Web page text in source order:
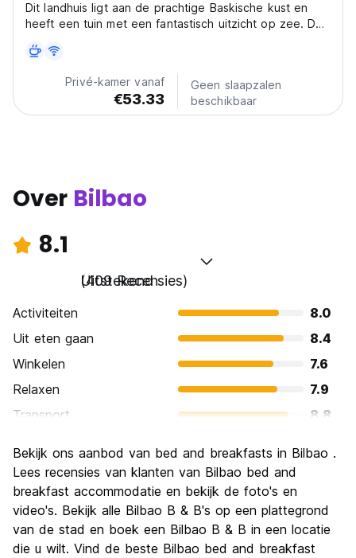
Dit landhuis ligt aan de prachtige Baskische kust en
heeft een tuin met een fantastisch uitzicht op zee. De
een televisie. De kamers van het door een familie
beheerde Casa Rural Arboliz hebben houten...
Privé-kamer vanaf
€53.33
Geen slaapzalen
beschikbaar
Over Bilbao
8.1
Uitstekend
(409 Recensies)
Activiteiten
8.0
Uit eten gaan
8.4
Winkelen
7.6
Relaxen
7.9
Transport
8.8
Cultuur
Uitgaan
Waarde voor uw geld
7.9
Bekijk ons ​​aanbod van bed and breakfasts in Bilbao .
Lees recensies van klanten van Bilbao bed and
breakfast accommodatie en bekijk de foto's en
video's. Bekijk alle Bilbao B & B's op een plattegrond
van de stad en boek een Bilbao B & B in een locatie
die u wilt. Vind de beste Bilbao bed and breakfast